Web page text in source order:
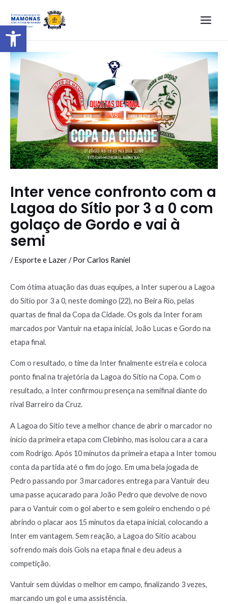
Barra de Ferramentas Aberta
Inter vence confronto com a
Lagoa do Sítio por 3 a 0 com
golaço de Gordo e vai à
semi
/Esporte e Lazer/ PorCarlos Raniel
Com ótima atuação das duas equipes, a Inter superou a Lagoa
do Sítio por 3 a 0, neste domingo (22), no Beira Rio, pelas
quartas de final da Copa da Cidade. Os gols da Inter foram
marcados por Vantuir na etapa inicial, João Lucas e Gordo na
etapa final.
Com o resultado, o time da Inter finalmente estreia e coloca
ponto final na trajetória da Lagoa do Sítio na Copa. Com o
resultado, a Inter confirmou presença na semifinal diante do
rival Barreiro da Cruz.
A Lagoa do Sítio teve a melhor chance de abrir o marcador no
início da primeira etapa com Clebinho, mas isolou cara a cara
com Rodrigo. Após 10 minutos da primeira etapa a Inter tomou
conta da partida até o fim do jogo. Em uma bela jogada de
Pedro passando por 3 marcadores entrega para Vantuir deu
uma passe açucarado para João Pedro que devolve de novo
para o Vantuir com o gol aberto e sem goleiro enchendo o pé
abrindo o placar aos 15 minutos da etapa inicial, colocando a
Inter em vantagem. Sem reação, a Lagoa do Sítio acabou
sofrendo mais dois Gols na etapa final e deu adeus a
competição.
Vantuir sem dúvidas o melhor em campo, finalizando 3 vezes,
marcando um gol e uma assistência.